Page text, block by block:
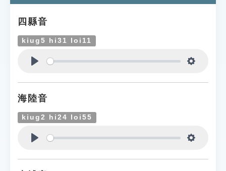
遊戲專區
貓頭鷹博士
四縣音
kiug5 hi31 loi11
海陸音
kiug2 hi24 loi55